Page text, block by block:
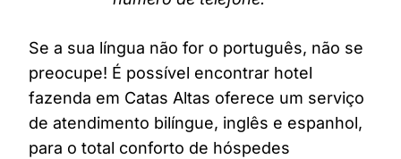
Se a sua língua não for o português, não se
preocupe! É possível encontrar hotel
fazenda em Catas Altas oferece um serviço
de atendimento bilíngue, inglês e espanhol,
para o total conforto de hóspedes